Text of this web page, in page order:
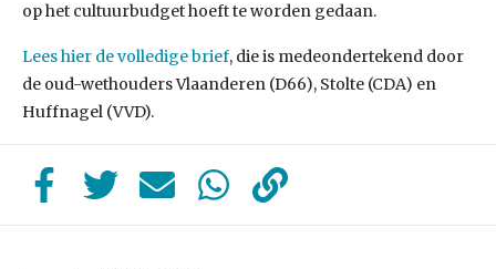
op het cultuurbudget hoeft te worden gedaan.
Lees hier de volledige brief, die is medeondertekend door
de oud-wethouders Vlaanderen (D66), Stolte (CDA) en
Huffnagel (VVD).